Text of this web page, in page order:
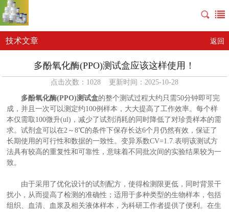
技术文章 返回
多酚氧化酶(PPO)测试盒应该这样使用！
点击次数：1028 更新时间：2025-10-28
多酚氧化酶(PPO)测试盒的整个测试过程大约只需50分钟即可完
成，并且一次可以测定约100例样本，大大提高了工作效率。每个样
本仅需取100微升(ul)，减少了试剂消耗的同时降低了对珍贵样本的需
求。试剂盒可以在2～8℃的条件下保存长达6个月仍然有效，保证了
长期使用的可行性和数据的一致性。变异系数CV=1.7.表明该测试方
法具有较高的重复性和可靠性，意味着不同批次间的实验结果较为一
致。
由于采用了优化设计的试剂配方，使得检测限更低，同时背景干
扰小，从而提高了检测的准确性；适用于多种类型的生物样本，包括
组织、血清、血浆及相关液体样本，为科研工作者提供了便利。在生